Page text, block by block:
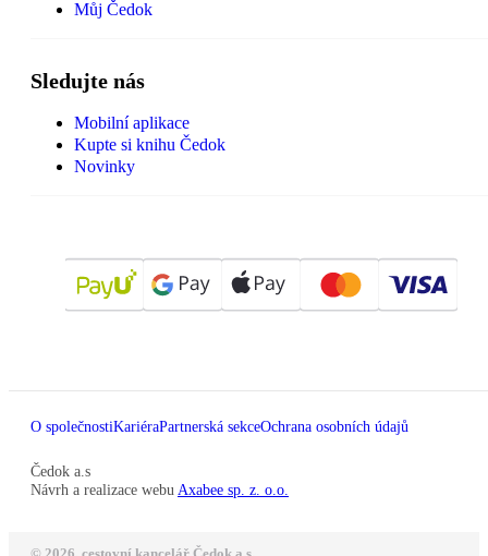
Můj Čedok
Sledujte nás
Mobilní aplikace
Kupte si knihu Čedok
Novinky
O společnostiKariéraPartnerská sekceOchrana osobních údajů
Čedok a.s
Návrh a realizace webu Axabee sp. z. o.o.